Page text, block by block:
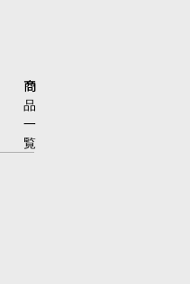
商
品
一
覧